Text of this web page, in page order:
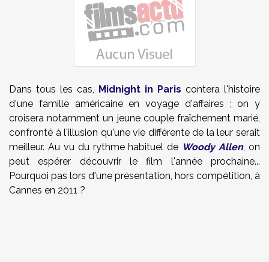
Dans tous les cas, Midnight in Paris contera l'histoire
d'une famille américaine en voyage d'affaires ; on y
croisera notamment un jeune couple fraîchement marié,
confronté à l'illusion qu'une vie différente de la leur serait
meilleur. Au vu du rythme habituel de Woody Allen, on
peut espérer découvrir le film l'année prochaine...
Pourquoi pas lors d'une présentation, hors compétition, à
Cannes en 2011 ?